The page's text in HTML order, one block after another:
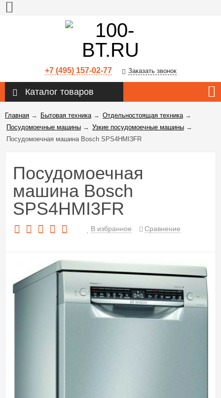
+7 (495) 157-02-77 Заказать звонок
Каталог товаров
Главная → Бытовая техника→ Отдельностоящая техника→
Посудомоечные машины → Узкие посудомоечные машины →
Посудомоечная машина Bosch SPS4HMI3FR
Посудомоечная
машина Bosch
SPS4HMI3FR
В избранное Сравнение